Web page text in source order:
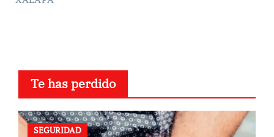
Te has perdido
SEGURIDAD